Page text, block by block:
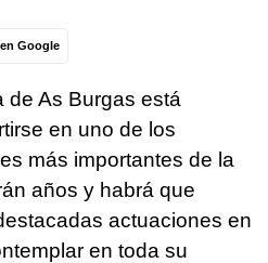
Google
de As Burgas está
en uno de los
más importantes de la
años y habrá que
actuaciones en
en toda su